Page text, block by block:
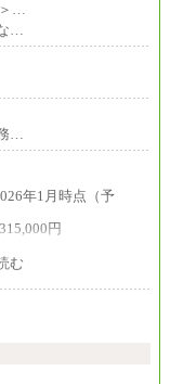
…
…
…
年1月時点（予
円
業務遂行が求めら
に高い金額を個別
む